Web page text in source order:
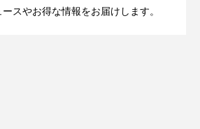
スやお得な情報をお届けします。
に動いた理由、担当者も答えられな
Insight：AFEELA開発中止で見